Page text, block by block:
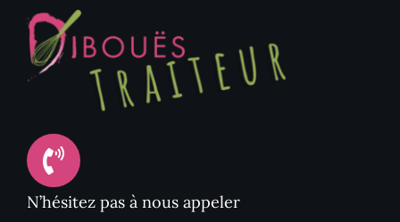
N’hésitez pas à nous appeler